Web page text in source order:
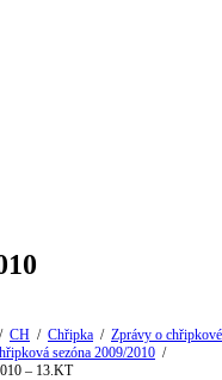
/ CH / Chřipka / Zprávy o chřipkové
sezóna 2009/2010 /
– 13.KT